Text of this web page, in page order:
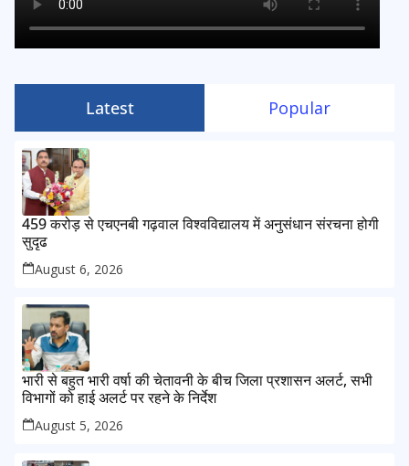
Latest Popular
459 करोड़ से एचएनबी गढ़वाल विश्वविद्यालय में अनुसंधान संरचना होगी
सुदृढ
August 6, 2026
भारी से बहुत भारी वर्षा की चेतावनी के बीच जिला प्रशासन अलर्ट, सभी
विभागों को हाई अलर्ट पर रहने के निर्देश
August 5, 2026